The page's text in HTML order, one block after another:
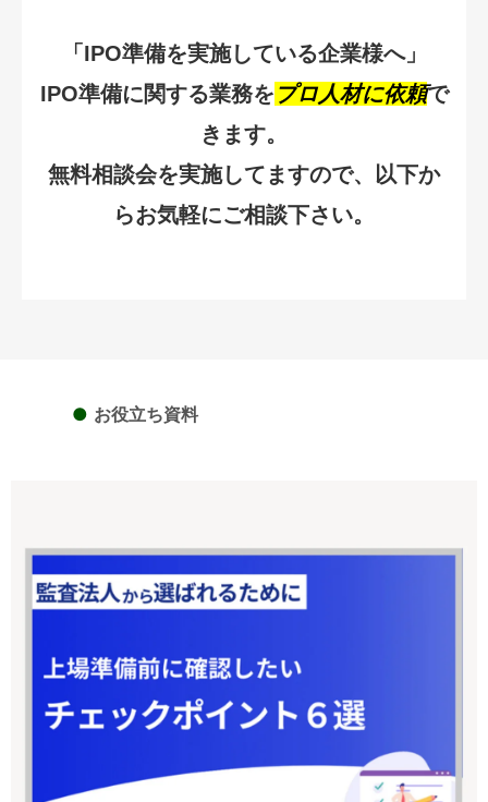
「IPO準備を実施している企業様へ」
IPO準備に関する業務を プロ人材に依頼で
きます。
無料相談会を実施してますので、以下か
らお気軽にご相談下さい。
● お役立ち資料